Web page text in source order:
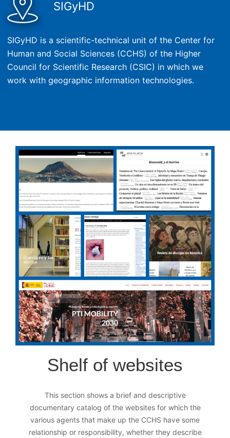
SIGyHD
SIGyHD is a scientific-technical unit of the Center for
Human and Social Sciences (CCHS) of the Higher
Council for Scientific Research (CSIC) in which we
work with geographic information technologies.
Shelf of websites
This section shows a brief and descriptive
documentary catalog of the websites for which the
various agents that make up the CCHS have some
relationship or responsibility, whether they describe